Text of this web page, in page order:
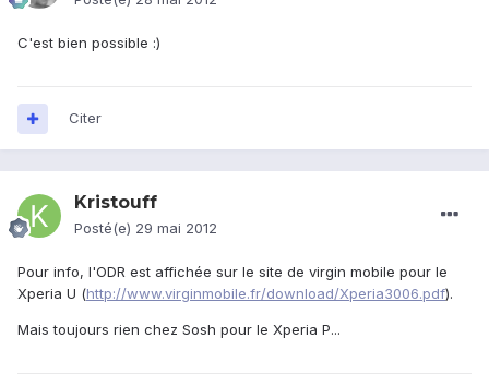
C'est bien possible :)
Citer
Kristouff
Posté(e) 29 mai 2012
Pour info, l'ODR est affichée sur le site de virgin mobile pour le
Xperia U (http://www.virginmobile.fr/download/Xperia3006.pdf).
Mais toujours rien chez Sosh pour le Xperia P...